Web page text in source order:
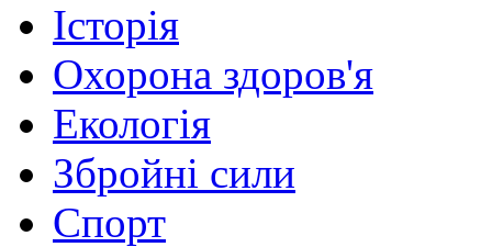
Історія
Охорона здоров'я
Екологія
Збройні сили
Спорт